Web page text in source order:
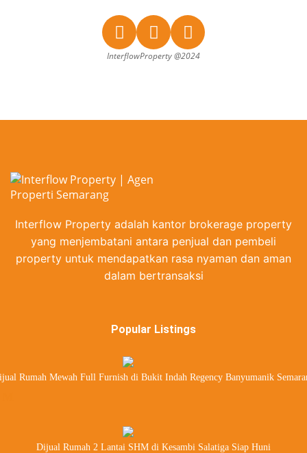
Gayamsari real estate
Gajahmungkur real estate
Gayamsari real estate
Gajahmungkur real estate
Candisari real estate
Genuk Homes
Gayamsari Homes
Banyumanik Homes
InterflowProperty @2024
Interflow Property adalah kantor brokerage property
yang menjembatani antara penjual dan pembeli
property untuk mendapatkan rasa nyaman dan aman
dalam bertransaksi
Popular Listings
Rumah Mewah Full Furnish di Bukit Indah Regency Banyumanik
Dijual Rumah 2 Lantai SHM di Kesambi Salatiga Siap Huni